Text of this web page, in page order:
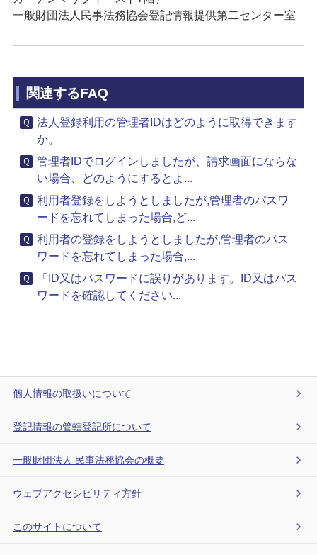
一般財団法人民事法務協会登記情報提供第二センター室
関連するFAQ
法人登録利用の管理者IDはどのように取得できます
か。
管理者IDでログインしましたが、請求画面にならな
い場合、どのようにするとよ...
利用者登録をしようとしましたが,管理者のパスワ
ードを忘れてしまった場合,ど...
利用者の登録をしようとしましたが,管理者のパス
ワードを忘れてしまった場合,...
「ID又はパスワードに誤りがあります。ID又はパス
ワードを確認してください...
個人情報の取扱いについて
登記情報の管轄登記所について
一般財団法人 民事法務協会の概要
ウェブアクセシビリティ方針
このサイトについて